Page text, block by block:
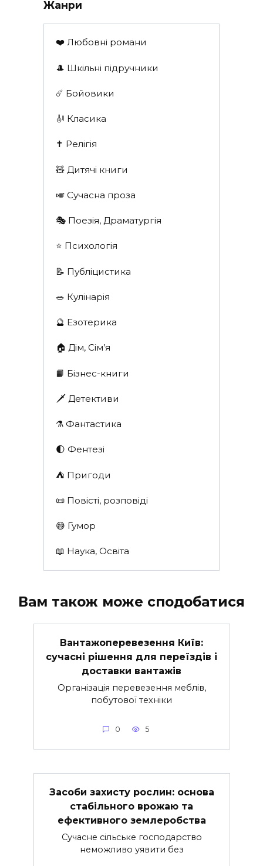
Жанри
❤️ Любовні романи
🎩 Шкільні підручники
☄️ Бойовики
🎻 Класика
✝️ Релігія
🧸 Дитячі книги
🎺 Сучасна проза
🎭 Поезія, Драматургія
⭐️ Психологія
📝 Публіцистика
🥗 Кулінарія
🔮 Езотерика
🏠 Дім, Сім’я
📙 Бізнес-книги
🗡 Детективи
⚗️ Фантастика
🌓 Фентезі
⛺️ Пригоди
📜 Повісті, розповіді
😅 Гумор
📖 Наука, Освіта
Вам також може сподобатися
Вантажоперевезення Київ:
сучасні рішення для переїздів і
доставки вантажів
Організація перевезення меблів,
побутової техніки
0 5
Засоби захисту рослин: основа
стабільного врожаю та
ефективного землеробства
Сучасне сільське господарство
неможливо уявити без